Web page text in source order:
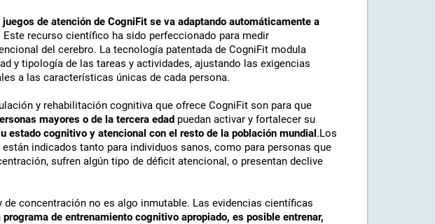
de atención de CogniFit se va adaptando automáticamente a
Este recurso científico ha sido perfeccionado para medir
del cerebro. La tecnología patentada de CogniFit modula
y tipología de las tareas y actividades, ajustando las exigencias
a las características únicas de cada persona.
y rehabilitación cognitiva que ofrece CogniFit son para que
mayores o de la tercera edad puedan activar y fortalecer su
estado cognitivo y atencional con el resto de la población mundial.Los
indicados tanto para individuos sanos, como para personas que
sufren algún tipo de déficit atencional, o presentan declive
de concentración no es algo inmutable. Las evidencias científicas
programa de entrenamiento cognitivo apropiado, es posible entrenar,